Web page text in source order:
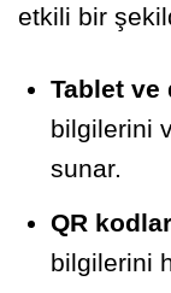
etkili bir
Tablet ve
bilgilerini
sunar.
QR
bilgilerini